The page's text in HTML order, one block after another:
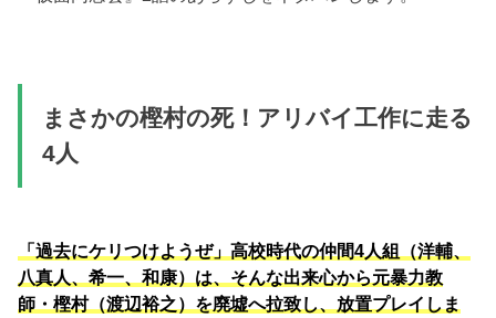
まさかの樫村の死！アリバイ工作に走る
4人
「過去にケリつけようぜ」高校時代の仲間4人組（洋輔、
八真人、希一、和康）は、そんな出来心から元暴力教
師・樫村（渡辺裕之）を廃墟へ拉致し、放置プレイしま